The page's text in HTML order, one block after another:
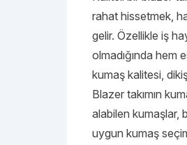
rahat hissetmek,
gelir. Özellikle iş
olmadığında hem
kumaş kalitesi,
Blazer takımın
alabilen kumaşlar,
uygun kumaş